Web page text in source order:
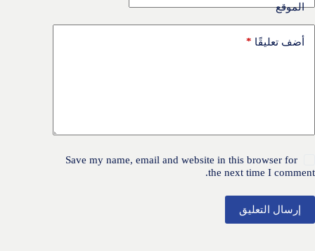
الموقع
أضف تعليقًا *
Save my name, email and website in this browser for
the next time I comment.
إرسال التعليق